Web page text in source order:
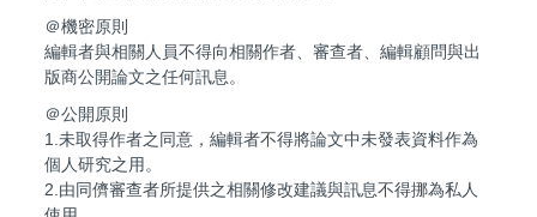
＠機密原則
編輯者與相關人員不得向相關作者、審查者、編輯顧問與出
版商公開論文之任何訊息。
＠公開原則
1.未取得作者之同意，編輯者不得將論文中未發表資料作為
個人研究之用。
2.由同儕審查者所提供之相關修改建議與訊息不得挪為私人